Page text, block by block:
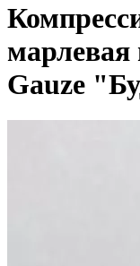
марлевая
Gauze